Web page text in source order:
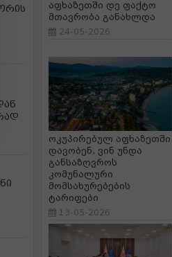
აფხაზეთში დე ფაქტო
მთავრობა განახლდა
24-05-2026
ოკუპირებულ აფხაზეთში
დავობენ, ვინ უნდა
განსაზღვროს
კომუნალური
მომსახურებების
ტარიფები
13-05-2026